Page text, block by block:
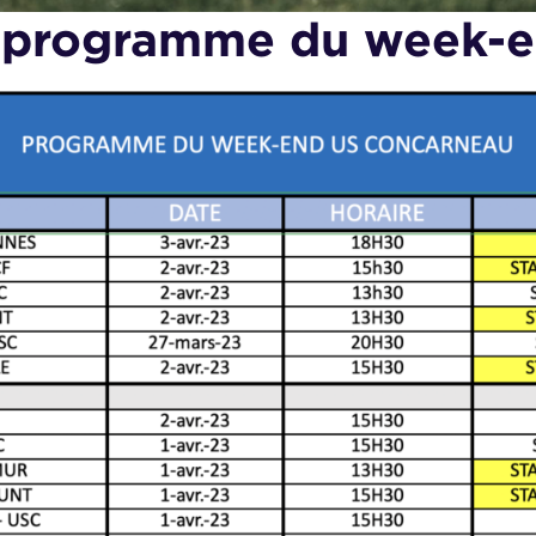
du week-